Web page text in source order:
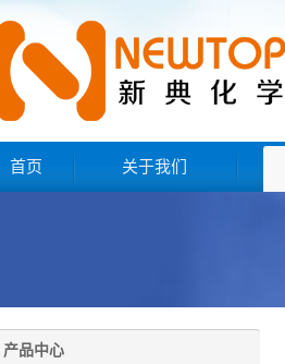
首页 关于我们
产品中心